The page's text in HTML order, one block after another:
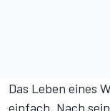
Das Leben eines
einfach. Nach